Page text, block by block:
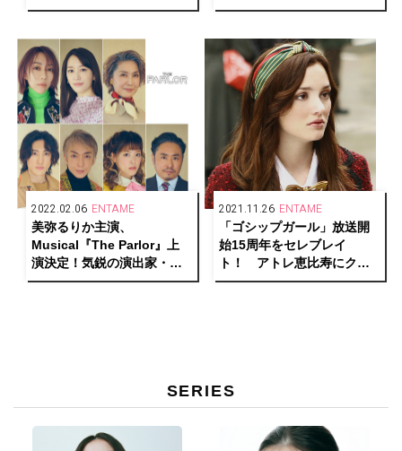
とコラボレーション
詳細決定！
2022.02.06 ENTAME
美弥るりか主演、
Musical『The Parlor』上
演決定！気鋭の演出家・小
林香が手掛けるゲームチェ
2021.11.26 ENTAME
「ゴシップガール」放送開
始15周年をセレブレイ
ト！ アトレ恵比寿にクリ
スマス仕様になったブレア
SERIES